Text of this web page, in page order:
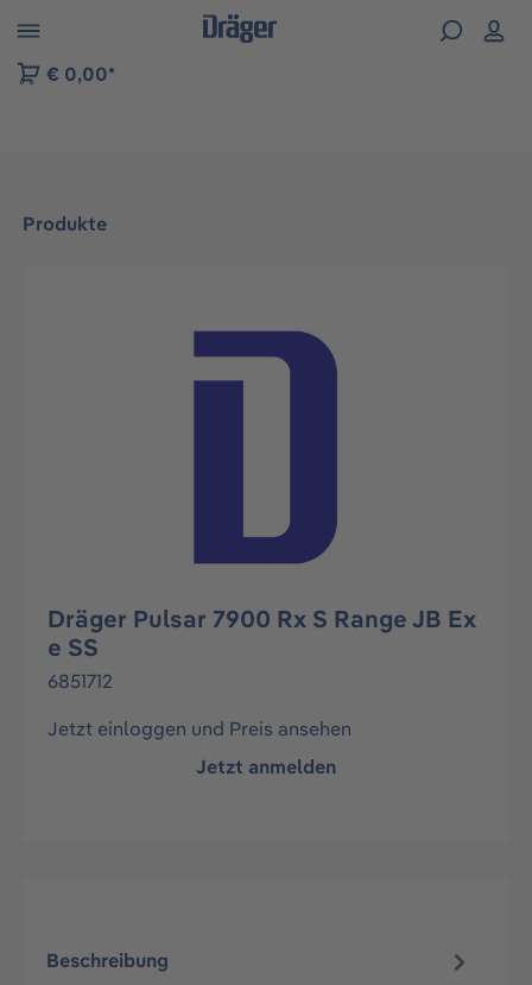
der B2B-Plattform springen
€ 0,00*
Produkte
Bildergalerie überspringen
Dräger Pulsar 7900 Rx S Range JB Ex
e SS
6851712
Jetzt einloggen und Preis ansehen
Jetzt anmelden
Beschreibung